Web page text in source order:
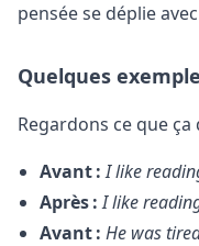
pensée se déplie
Quelques
Regardons ce que
Avant : I like
Après : I like
Avant : He was